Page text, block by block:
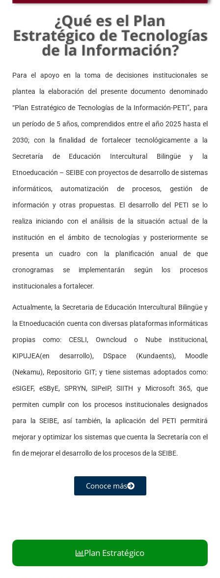
¿Qué es el Plan
Estratégico de Tecnologías
de la Información?
Para el apoyo en la toma de decisiones institucionales se
plantea la elaboración del presente documento denominado
“Plan Estratégico de Tecnologías de la Información-PETI”, para
un período de 5 años, comprendidos entre el año 2025 hasta el
2030; con la finalidad de fortalecer tecnológicamente a la
Secretaría de Educación Intercultural Bilingüe y la
Etnoeducación – SEIBE con proyectos de desarrollo de sistemas
informáticos, automatización de procesos, gestión de
información y otras propuestas. El desarrollo del PETI se lo
realiza iniciando con el análisis de la situación actual de la
institución en el ámbito de tecnologías y posteriormente se
presenta un cuadro con la planificación anual de que
cronogramas se implementarán según los procesos
institucionales a fortalecer.
Actualmente, la Secretaria de Educación Intercultural Bilingüe y
la Etnoeducación cuenta con diversas plataformas informáticas
propias como: CESLI, Owncloud o Nube institucional,
KIPUJEA(en desarrollo), DSpace (Kundaents), Moodle
(Nekamu), Repositorio GIT; y tiene sistemas adoptados como:
eSIGEF, eSByE, SPRYN, SIPeIP, SIITH y Microsoft 365, que
permiten cumplir con los procesos institucionales designados
para la SEIBE, así también, la aplicación del PETI permitirá
mejorar y optimizar los sistemas que cuenta la Secretaría con el
fin de mejorar el desarrollo de los procesos de la SEIBE.
Conoce más
Plan Estratégico